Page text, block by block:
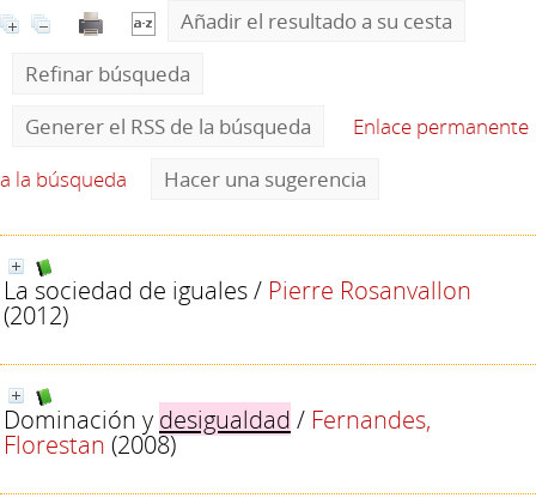
Añadir el resultado a su cesta
Refinar búsqueda
Generer el RSS de la búsqueda
Enlace permanente
a la búsqueda
Hacer una sugerencia
La sociedad de iguales/ Pierre Rosanvallon
(2012)
Dominación y desigualdad / Fernandes,
Florestan (2008)